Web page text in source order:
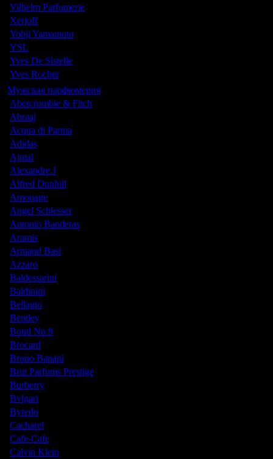
Vilhelm Parfumerie
Xerjoff
Yohji Yamamoto
YSL
Yves De Sistelle
Yves Rocher
Мужская парфюмерия
Abercrombie & Fitch
Abraaj
Acqua di Parma
Adidas
Ajmal
Alexandre.J
Alfred Dunhill
Amouage
Angel Schlesser
Antonio Banderas
Aramis
Armand Basi
Azzaro
Baldessarini
Baldinini
Bellagio
Bentley
Bond No.9
Brocard
Bruno Banani
Brut Parfums Prestige
Burberry
Bvlgari
Byredo
Cacharel
Cafe-Cafe
Calvin Klein